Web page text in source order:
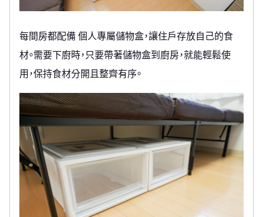
每間房都配備 個人專屬儲物盒，讓住戶存放自己的食
材。需要下廚時，只要帶著儲物盒到廚房，就能輕鬆使
用，保持食材分開且整齊有序。